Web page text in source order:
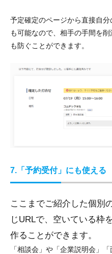
予定確定のページから直接自
も可能なので、相手の手間を
も防ぐことができます。
7.「予約受付」にも使える
ここまでご紹介した個別
じURLで、空いている枠
作ることができます。
「相談会」や「企業説明会」